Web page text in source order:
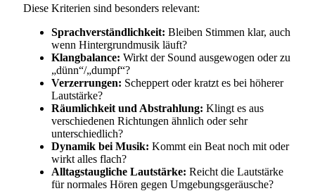
Diese Kriterien sind besonders relevant:
Sprachverständlichkeit: Bleiben Stimmen klar, auch
wenn Hintergrundmusik läuft?
Klangbalance: Wirkt der Sound ausgewogen oder zu
„dünn“/„dumpf“?
Verzerrungen: Scheppert oder kratzt es bei höherer
Lautstärke?
Räumlichkeit und Abstrahlung: Klingt es aus
verschiedenen Richtungen ähnlich oder sehr
unterschiedlich?
Dynamik bei Musik: Kommt ein Beat noch mit oder
wirkt alles flach?
Alltagstaugliche Lautstärke: Reicht die Lautstärke
für normales Hören gegen Umgebungsgeräusche?